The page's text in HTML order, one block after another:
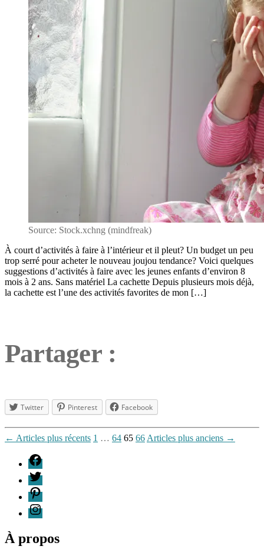
tout
usage
Source: Stock.xchng (mindfreak)
À court d’activités à faire à l’intérieur et il pleut? Un budget un peu
trop serré pour acheter le nouveau joujou tendance? Voici quelques
suggestions d’activités à faire avec les jeunes enfants d’environ 8
mois à 2 ans. Sans matériel La cachette Depuis plusieurs mois déjà,
la cachette est l’une des activités favorites de mon […]
Partager :
Twitter Pinterest Facebook
Étiquettes
0-
1
an,
2-
5
ans
activités
développement
de
Pagination
publications
← Articles plus récents 1 … 64 65 66 Articles plus anciens →
F
T
P
I
À propos